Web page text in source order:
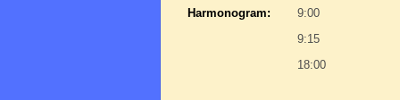
Harmonogram:
9:00
9:15
18:00